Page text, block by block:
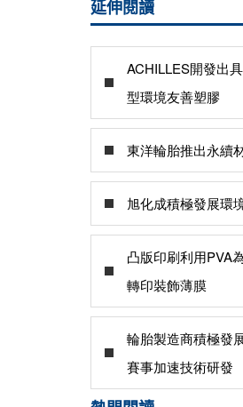
延伸閱讀
ACHILLES開發出
型環境友善塑膠
東洋輪胎推出永續
旭化成積極發展環
凸版印刷利用PVA
轉印裝飾薄膜
輪胎製造商積極發
賽事加速技術研發